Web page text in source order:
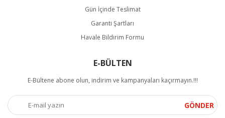
Gün İçinde Teslimat
Garanti Şartları
Havale Bildirim Formu
E-BÜLTEN
E-Bültene abone olun, indirim ve kampanyaları kaçırmayın.!!!
GÖNDER